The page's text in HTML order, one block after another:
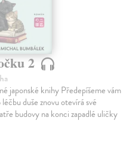
2
japonské knihy Předepíšeme vám
duše znovu otevírá své
budovy na konci zapadlé uličky